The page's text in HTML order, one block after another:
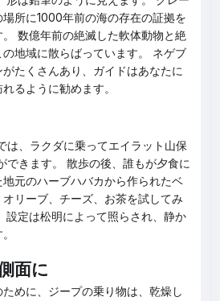
所に1000年前の海の存在の証拠を
数億年前の絶滅した軟体動物と絶
地域に散らばっています。 ネゲブ
たくさんあり、ガイドはあなたに
るように勧めます。
は、ラクダに乗ってエイラット山保
できます。 散歩の後、誰もが夕食に
元のハーブハバカから作られたベ
オリーブ、チーズ、お茶を試してみ
設定は松明によって照らされ、静か
面に
めに、ジープの乗り物は、乾燥し